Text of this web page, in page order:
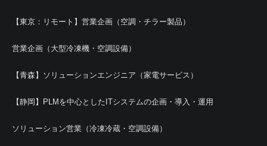
【東京：リモート】営業企画（空調・チラー製品）
営業企画（大型冷凍機・空調設備）
【青森】ソリューションエンジニア（家電サービス）
【静岡】PLMを中心としたITシステムの企画・導入・運用
ソリューション営業（冷凍冷蔵・空調設備）